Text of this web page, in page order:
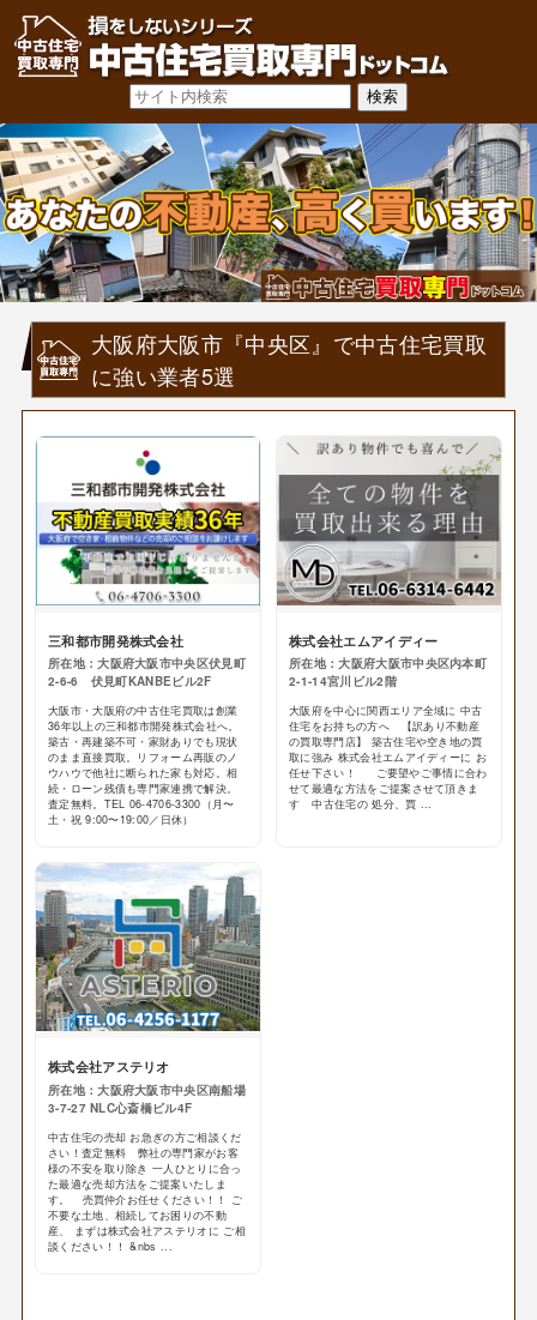
大阪府大阪市『中央区』で中古住宅買取
に強い業者5選
三和都市開発株式会社
所在地：大阪府大阪市中央区伏見町
2-6-6 伏見町KANBEビル2F
大阪市・大阪府の中古住宅買取は創業
36年以上の三和都市開発株式会社へ。
築古・再建築不可・家財ありでも現状
のまま直接買取。リフォーム再販のノ
ウハウで他社に断られた家も対応。相
続・ローン残債も専門家連携で解決。
査定無料。TEL 06-4706-3300（月〜
土・祝 9:00〜19:00／日休）
株式会社エムアイディー
所在地：大阪府大阪市中央区内本町
2-1-14宮川ビル2階
大阪府を中心に関西エリア全域に 中古
住宅をお持ちの方へ 【訳あり不動産
の買取専門店】 築古住宅や空き地の買
取に強み 株式会社エムアイディーに お
任せ下さい！ ご要望やご事情に合わ
せて最適な方法をご提案させて頂きま
す 中古住宅の 処分、買 ...
株式会社アステリオ
所在地：大阪府大阪市中央区南船場
3-7-27 NLC心斎橋ビル4F
中古住宅の売却 お急ぎの方ご相談くだ
さい！査定無料 弊社の専門家がお客
様の不安を取り除き 一人ひとりに合っ
た最適な売却方法をご提案いたしま
す。 売買仲介お任せください！！ ご
不要な土地、相続してお困りの不動
産、 まずは株式会社アステリオに ご相
談ください！！ &nbs ...